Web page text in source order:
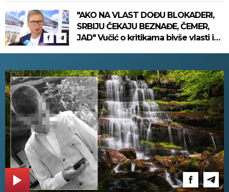
"AKO NA VLAST DOĐU BLOKADERI,
SRBIJU ČEKAJU BEZNAĐE, ČEMER,
JAD" Vučić o kritikama bivše vlasti i
(VIDEO)